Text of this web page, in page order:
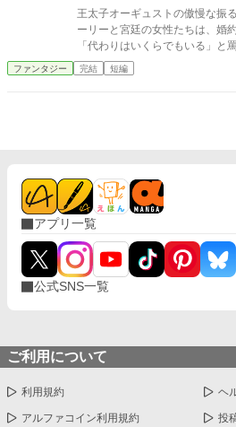
王太子オーギュストの傲慢な振
ーリーと宮廷の女性たちは、婚
「代わりはいくらでもいる」と
王国そのものの崩壊だった。AI
ざまぁ作品！
ファンタジー 完結 短編
アプリ一覧
公式SNS一覧
ご利用について
利用規約 ヘ
アルファコイン利用規約 投